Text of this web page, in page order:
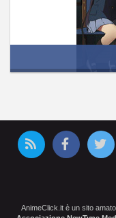
AnimeClick.it è un sito